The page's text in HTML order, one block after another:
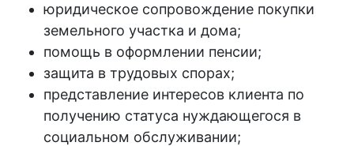
юридическое сопровождение покупки
земельного участка и дома;
помощь в оформлении пенсии;
защита в трудовых спорах;
представление интересов клиента по
получению статуса нуждающегося в
социальном обслуживании;